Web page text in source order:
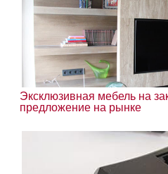
Эксклюзивная мебель на
предложение на рынке